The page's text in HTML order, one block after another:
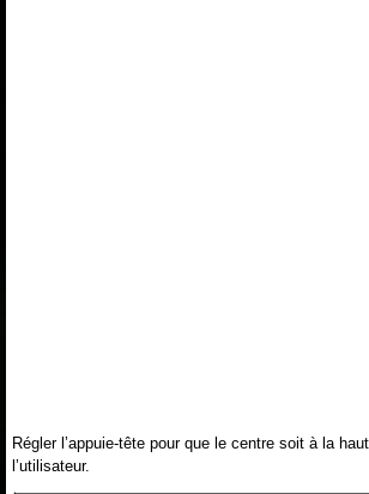
Régler l’appuie-tête pour que le centre soit à la
l’utilisateur.